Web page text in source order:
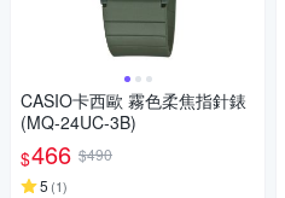
CASIO卡西歐 霧色柔焦指針錶
(MQ-24UC-3B)
$466 $490
5 (1)